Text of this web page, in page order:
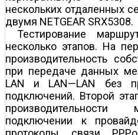
нескольких отдаленных
двумя NETGEAR SRX5308.
Тестирование
несколько этапов. На
производительность
при передаче данных
LAN и LAN—LAN без
подключений. Второй
производительности
подключении к